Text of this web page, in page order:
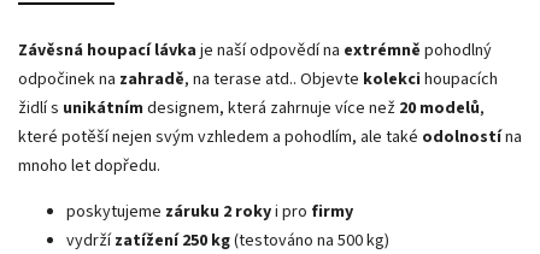
Závěsná houpací lávka je naší odpovědí na extrémně pohodlný
odpočinek na zahradě, na terase atd.. Objevte kolekci houpacích
židlí s unikátním designem, která zahrnuje více než 20 modelů,
které potěší nejen svým vzhledem a pohodlím, ale také odolnostína
mnoho let dopředu.
poskytujeme záruku 2 rokyi pro firmy
vydržízatížení 250 kg(testováno na 500 kg)